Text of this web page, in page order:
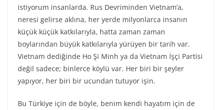
istiyorum insanlarda. Rus Devriminden Vietnam’a,
neresi gelirse aklına, her yerde milyonlarca insanın
küçük küçük katkılarıyla, hatta zaman zaman
boylarından büyük katkılarıyla yürüyen bir tarih var.
Vietnam dediğinde Ho Şi Minh ya da Vietnam İşçi Partisi
değil sadece; binlerce köylü var. Her biri bir şeyler
yapıyor, her biri bir ucundan tutuyor işin.
Bu Türkiye için de böyle, benim kendi hayatım için de